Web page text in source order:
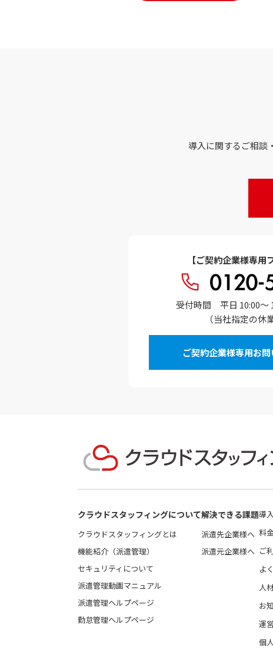
導入に関するご相談
【ご契約企業様専用
受付時間 平日 10:00～
（当社指定の休
ご契約企業様専用お
クラウドスタッフィングについて
クラウドスタッフィングとは
機能紹介（派遣管理）
セキュリティについて
派遣管理動画マニュアル
派遣管理ヘルプページ
勤怠管理ヘルプページ
解決できる課題
派遣先企業様へ
派遣元企業様へ
導
料
ご
よ
人
お
運
個